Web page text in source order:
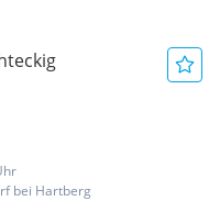
bei Hartberg